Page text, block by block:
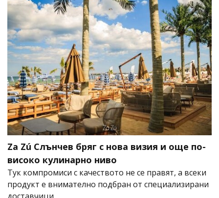
Za Zú Слънчев бряг с нова визия и още по-
високо кулинарно ниво
Тук компромиси с качеството не се правят, а всеки
продукт е внимателно подбран от специализирани